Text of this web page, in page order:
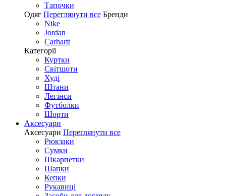
Tапочки
Одяг Переглянути все Бренди
Nike
Jordan
Carhartt
Категорії
Куртки
Світшоти
Худі
Штани
Легінси
Футболки
Шорти
Аксесуари
Аксесуари Переглянути все
Рюкзаки
Сумки
Шкарпетки
Шапки
Кепки
Рукавиці